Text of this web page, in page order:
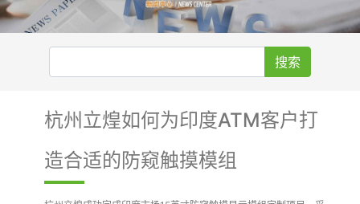
搜索
杭州立煌如何为印度ATM客户打
造合适的防窥触摸模组